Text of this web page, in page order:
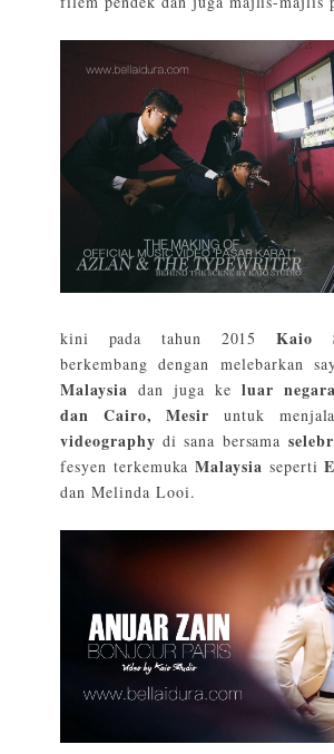
kini pada tahun 2015Kaio
berkembang dengan melebarkan
Malaysia dan juga keluar negara
dan Cairo, Mesir untuk
videographydi sana bersama
fesyen terkemuka Malaysia seperti
dan Melinda Looi.